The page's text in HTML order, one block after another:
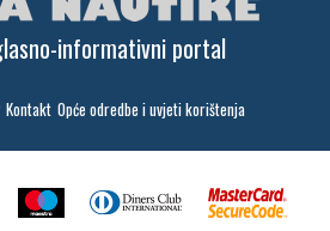
informativni portal
Kontakt Opće odredbe i uvjeti korištenja